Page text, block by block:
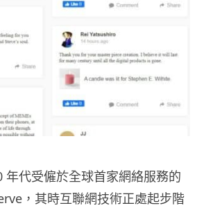
年代受僱於全球首家網絡服務的
，其時互聯網技術正處起步階